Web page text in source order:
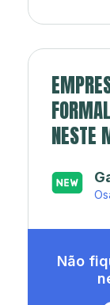
NESTE
Não